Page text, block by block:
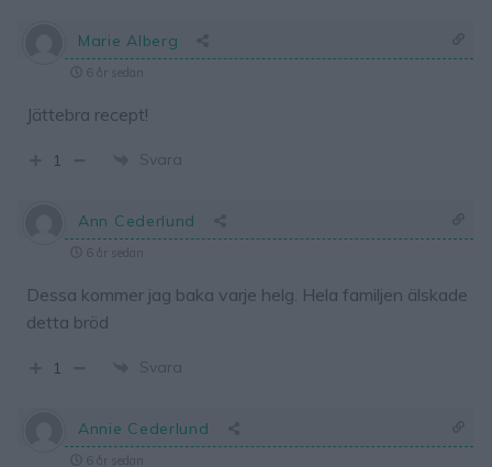
Marie Alberg
6 år sedan
Jättebra recept!
1 Svara
Ann Cederlund
6 år sedan
Dessa kommer jag baka varje helg. Hela familjen älskade
detta bröd
1 Svara
Annie Cederlund
6 år sedan